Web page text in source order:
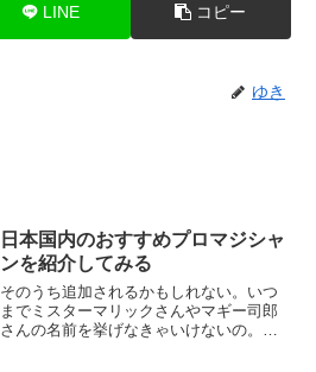
LINE コピー
ゆき
日本国内のおすすめプロマジシャ
ンを紹介してみる
そのうち追加されるかもしれない。いつ
までミスターマリックさんやマギー司郎
さんの名前を挙げなきゃいけないの。ゆ